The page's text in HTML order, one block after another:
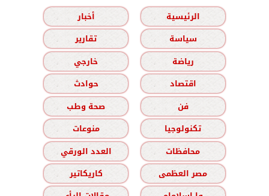
الرئيسية
أخبار
سياسة
تقارير
رياضة
خارجي
اقتصاد
حوادث
فن
صحة وطب
تكنولوجيا
منوعات
محافظات
العدد الورقي
مصر العظمى
كاريكاتير